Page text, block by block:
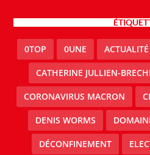
0TOP 0UNE ACTUALITÉ
CATHERINE JULLIEN-
CORONAVIRUS MACRON
DENIS WORMS
DÉCONFINEMENT